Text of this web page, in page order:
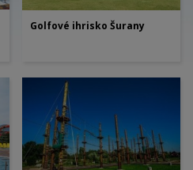
Golfové ihrisko Šurany